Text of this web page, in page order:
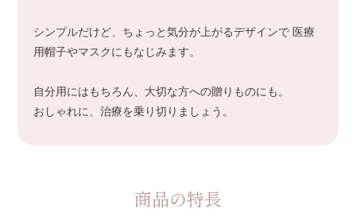
シンプルだけど、ちょっと気分が上がるデザインで 医療
用帽子やマスクにもなじみます。
自分用にはもちろん、大切な方への贈りものにも。
おしゃれに、治療を乗り切りましょう。
商品の特長